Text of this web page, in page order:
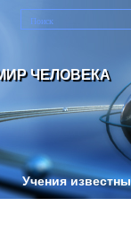
ЧЕЛОВЕКА
Учения